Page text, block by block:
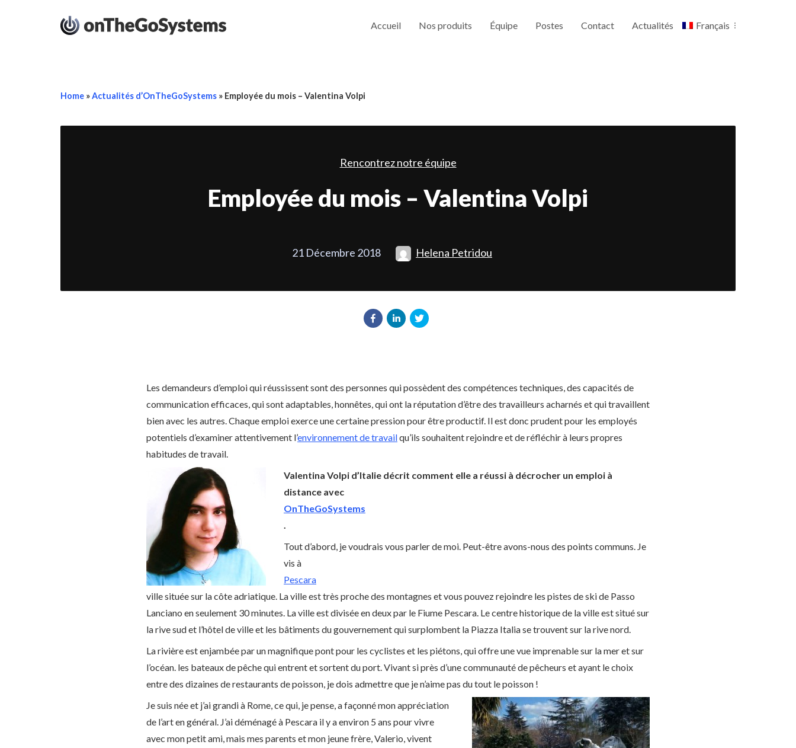
Accueil Nos produits Équipe Postes Contact Actualités Français
Home »Actualités d’OnTheGoSystems » Employée du mois – Valentina Volpi
Rencontrez notre équipe
Employée du mois – Valentina Volpi
21 Décembre 2018 Helena Petridou
Les demandeurs d’emploi qui réussissent sont des personnes qui possèdent des compétences techniques, des capacités de
communication efficaces, qui sont adaptables, honnêtes, qui ont la réputation d’être des travailleurs acharnés et qui travaillent
bien avec les autres. Chaque emploi exerce une certaine pression pour être productif. Il est donc prudent pour les employés
potentiels d’examiner attentivement l’environnement de travailqu’ils souhaitent rejoindre et de réfléchir à leurs propres
habitudes de travail.
Valentina Volpi d’Italie décrit comment elle a réussi à décrocher un emploi à
distance avec
OnTheGoSystems
.
Tout d’abord, je voudrais vous parler de moi. Peut-être avons-nous des points communs. Je
vis à
Pescara
ville située sur la côte adriatique. La ville est très proche des montagnes et vous pouvez rejoindre les pistes de ski de Passo
Lanciano en seulement 30 minutes. La ville est divisée en deux par le Fiume Pescara. Le centre historique de la ville est situé sur
la rive sud et l’hôtel de ville et les bâtiments du gouvernement qui surplombent la Piazza Italia se trouvent sur la rive nord.
La rivière est enjambée par un magnifique pont pour les cyclistes et les piétons, qui offre une vue imprenable sur la mer et sur
l’océan. les bateaux de pêche qui entrent et sortent du port.Vivant si près d’une communauté de pêcheurs et ayant le choix
entre des dizaines de restaurants de poisson, je dois admettre que je n’aime pas du tout le poisson !
Je suis née et j’ai grandi à Rome, ce qui, je pense, a façonné mon appréciation
de l’art en général. J’ai déménagé à Pescara il y a environ 5 ans pour vivre
avec mon petit ami, mais mes parents et mon jeune frère, Valerio, vivent